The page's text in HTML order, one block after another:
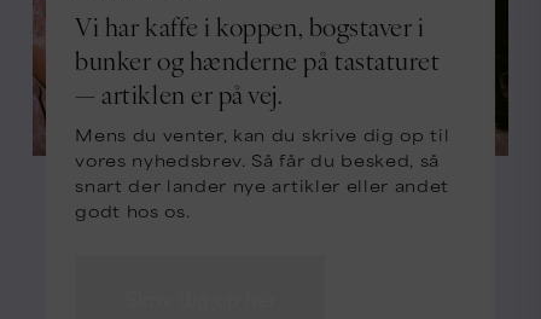
Vi har kaffe i koppen, bogstaver i
bunker og hænderne på tastaturet
— artiklen er på vej.
Mens du venter, kan du skrive dig op til
vores nyhedsbrev. Så får du besked, så
snart der lander nye artikler eller andet
godt hos os.